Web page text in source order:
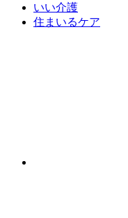
いい介護
住まいるケア